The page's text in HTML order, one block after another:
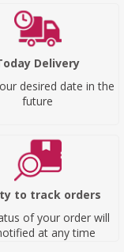
Delivery
desired date in the
future
to track orders
of your order will
at any time